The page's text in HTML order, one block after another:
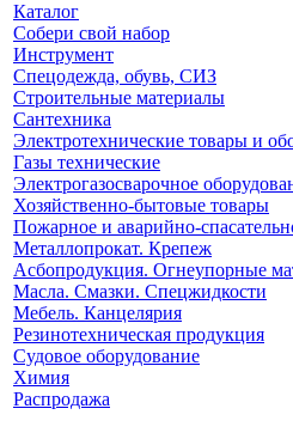
Каталог
Собери свой набор
Инструмент
Спецодежда, обувь, СИЗ
Строительные материалы
Сантехника
Электротехнические товары и
Газы технические
Электрогазосварочное
Хозяйственно-бытовые товары
Пожарное и аварийно-
Металлопрокат. Крепеж
Асбопродукция. Огнеупорные
Масла. Смазки. Спецжидкости
Мебель. Канцелярия
Резинотехническая продукция
Судовое оборудование
Химия
Распродажа